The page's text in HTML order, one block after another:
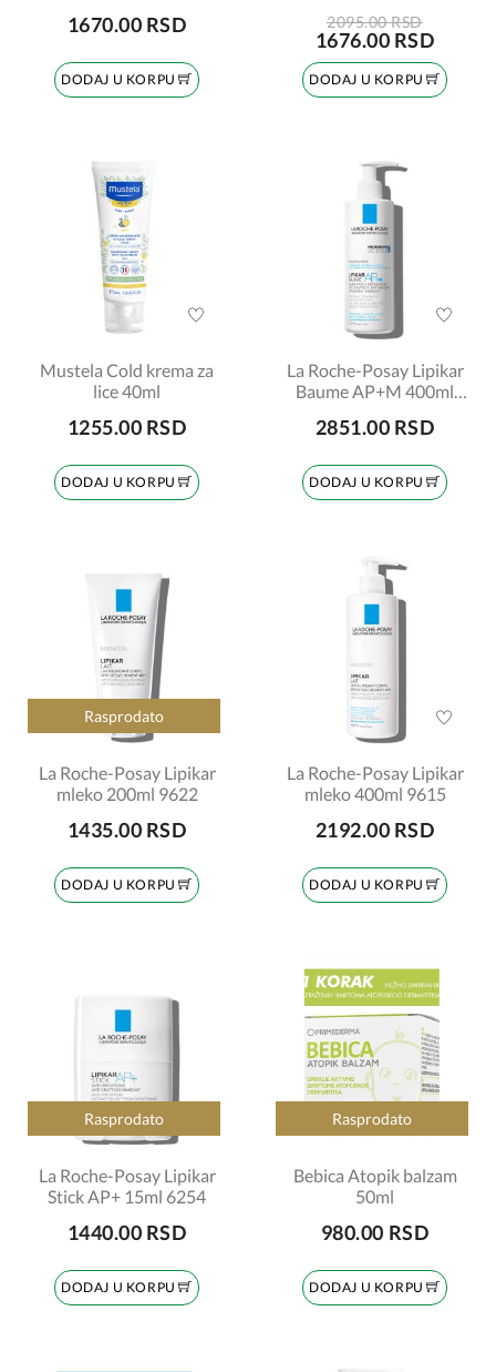
1670.00 RSD
DODAJ U KORPU
2095.00 RSD
1676.00 RSD
DODAJ U KORPU
Mustela Cold krema za
lice 40ml
1255.00 RSD
DODAJ U KORPU
La Roche-Posay Lipikar
Baume AP+M 400ml
2851.00 RSD
DODAJ U KORPU
Rasprodato
La Roche-Posay Lipikar
mleko 200ml 9622
1435.00 RSD
DODAJ U KORPU
La Roche-Posay Lipikar
mleko 400ml 9615
2192.00 RSD
DODAJ U KORPU
Rasprodato
La Roche-Posay Lipikar
Stick AP+ 15ml 6254
1440.00 RSD
DODAJ U KORPU
Rasprodato
Bebica Atopik balzam
50ml
980.00 RSD
DODAJ U KORPU